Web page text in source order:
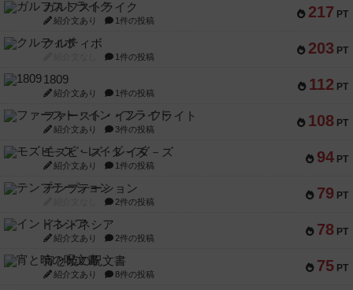
217 PT
ガルフストライク
紹介文あり 1件の投稿
203 PT
クルティボ
1件の投稿
112 PT
1809
紹介文あり 1件の投稿
108 PT
ファースト・イン・フライト
紹介文あり 3件の投稿
94 PT
モズビ－ズ・レイダ－ズ
紹介文あり 1件の投稿
79 PT
テンプテーション
2件の投稿
78 PT
インドネシア
紹介文あり 2件の投稿
75 PT
宵と暁の呪文書
紹介文あり 8件の投稿